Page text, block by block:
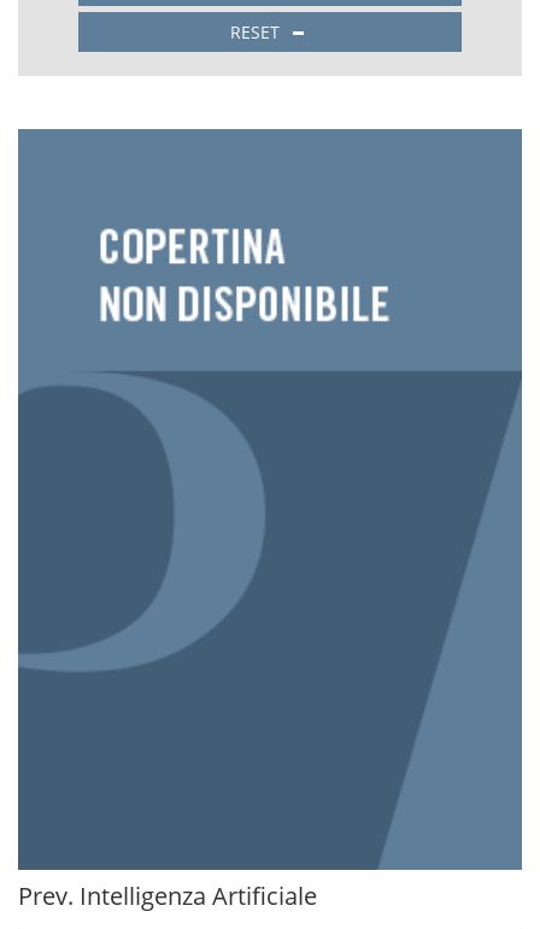
RESET
Prev. Intelligenza Artificiale